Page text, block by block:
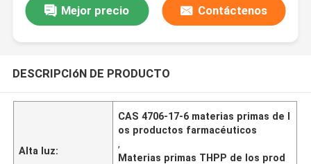
Mejor precio Contáctenos
DESCRIPCIóN DE PRODUCTO
Alta luz:
CAS 4706-17-6 materias primas de l
os productos farmacéuticos
,
Materias primas THPP de los prod